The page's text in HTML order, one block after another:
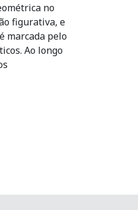
no
figurativa, e
marcada pelo
Ao longo